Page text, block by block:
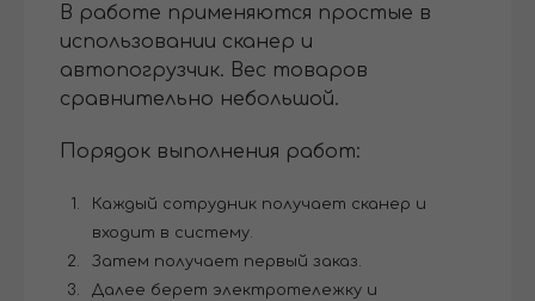
В работе применяются простые в
использовании сканер и
автопогрузчик. Вес товаров
сравнительно небольшой.
Порядок выполнения работ:
Каждый сотрудник получает сканер и
входит в систему.
Затем получает первый заказ.
Далее берет электротележку и